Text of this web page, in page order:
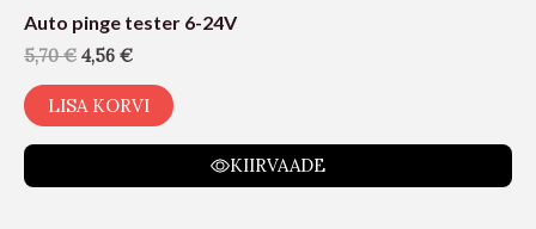
Auto pinge tester 6-24V
5,70€ 4,56 €
LISA KORVI
KIIRVAADE